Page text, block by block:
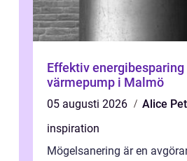
Effektiv
värmepump i Malmö
05 augusti 2026
Alice
inspiration
Mögelsanering är en